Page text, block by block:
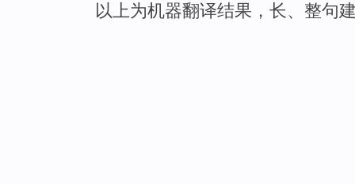
以上为机器翻译结果，长、整句